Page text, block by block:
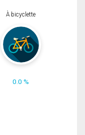
À bicyclette
0.0 %